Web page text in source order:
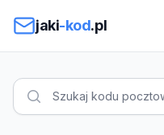
jaki-kod.pl